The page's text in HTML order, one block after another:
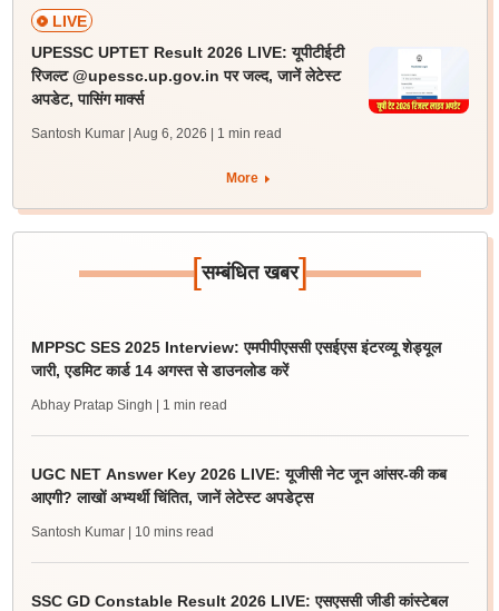
LIVE
UPESSC UPTET Result 2026 LIVE: यूपीटीईटी
रिजल्ट @upessc.up.gov.in पर जल्द, जानें लेटेस्ट
अपडेट, पासिंग मार्क्स
Santosh Kumar | Aug 6, 2026 | 1 min read
More
[सम्बंधित खबर]
MPPSC SES 2025 Interview: एमपीपीएससी एसईएस इंटरव्यू शेड्यूल
जारी, एडमिट कार्ड 14 अगस्त से डाउनलोड करें
Abhay Pratap Singh | 1 min read
UGC NET Answer Key 2026 LIVE: यूजीसी नेट जून आंसर-की कब
आएगी? लाखों अभ्यर्थी चिंतित, जानें लेटेस्ट अपडेट्स
Santosh Kumar | 10 mins read
SSC GD Constable Result 2026 LIVE: एसएससी जीडी कांस्टेबल